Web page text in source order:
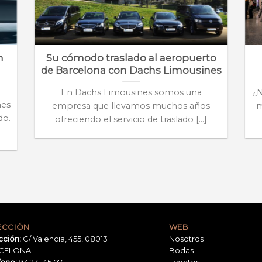
Su cómodo traslado al aeropuerto
de Barcelona con Dachs Limousines
En Dachs Limousines somos una
empresa que llevamos muchos años
ofreciendo el servicio de traslado [...]
C/ Valencia, 455, 08013
WEB
Nosotros
Bodas